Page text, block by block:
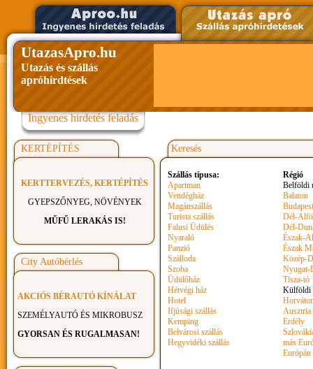
UtazasApro.hu
Utazás és szállás
apróhirdtések
Ingyenes hirdetés feladás
KERTÉPÍTÉS
KERTTERVEZÉS, KERTÉPÍTÉS
GYEPSZŐNYEG, NÖVÉNYEK
MŰFŰ LERAKÁS IS!
City Autóbérlés
AKCIÓS BÉRAUTÓ KÍNÁLAT
SZEMÉLYAUTÓ ÉS MIKROBUSZ
GYORSAN ÉS RUGALMASAN!
Keresés
Szállás típusa:
Apartman
Vendégház
Magánszállás
Turista szállás
Falusi Üdülés
Nyaraló
Panzió
Szálloda
Szoba
Üdülőház
Hétvégi ház
Hotel
Ifjúsági szállás
Kemping
Belvárosi szállás
Hegyvidéki szállás
Régió
Belföldi
Balaton
Dél-
Dél-
Észak-
Észak
Közép-
Nyugat-
Tisza-tó
Külföldi
Ausztria
Erdély
más